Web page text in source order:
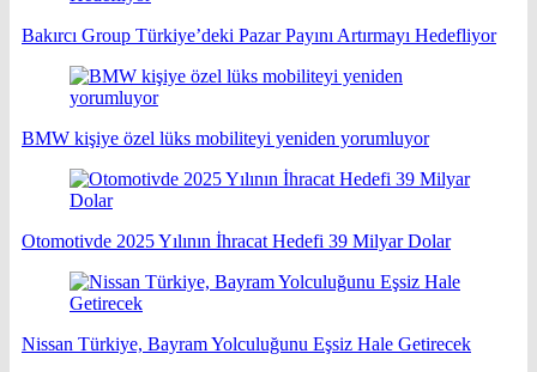
Bakırcı Group Türkiye’deki Pazar Payını Artırmayı Hedefliyor
BMW kişiye özel lüks mobiliteyi yeniden yorumluyor
Otomotivde 2025 Yılının İhracat Hedefi 39 Milyar Dolar
Nissan Türkiye, Bayram Yolculuğunu Eşsiz Hale Getirecek